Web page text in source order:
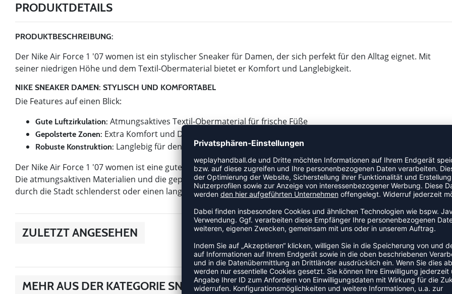
PRODUKTDETAILS
PRODUKTBESCHREIBUNG:
Der Nike Air Force 1 '07 women ist ein stylischer Sneaker für Damen, der sich perfekt für den Alltag eignet. Mit
seiner niedrigen Höhe und dem Textil-Obermaterial bietet er Komfort und Langlebigkeit.
NIKE SNEAKER DAMEN: STYLISCH UND KOMFORTABEL
Die Features auf einen Blick:
Gute Luftzirkulation: Atmungsaktives Textil-Obermaterial für frische Füße
Gepolsterte Zonen: Extra Komfort und Druckpunkt-Entlastung
Robuste Konstruktion: Langlebig für den täglichen Gebrauch
Der Nike Air Force 1 '07 women ist eine gute Wahl für alle, die einen bequemen und langlebigen Sneaker suchen.
Die atmungsaktiven Materialien und die gepolsterten Zonen sorgen für ein angenehmes Tragegefühl, egal ob du
durch die Stadt schlenderst oder einen langen Tag vor dir hast. Ein Blick wert für deinen sportlichen Alltagslook!
ZULETZT ANGESEHEN
MEHR AUS DER KATEGORIE SNEAKER